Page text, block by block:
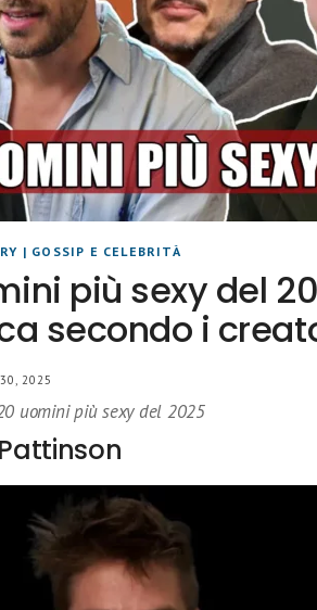
| GOSSIP E CELEBRITÀ
più sexy del
secondo i
2025
uomini più sexy del 2025